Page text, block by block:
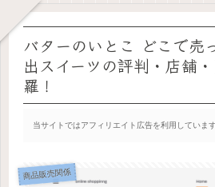
バターのいとこ どこで売
出スイーツの評判・店舗
羅！
当サイトではアフィリエイト広告を利用しています
商品販売関係